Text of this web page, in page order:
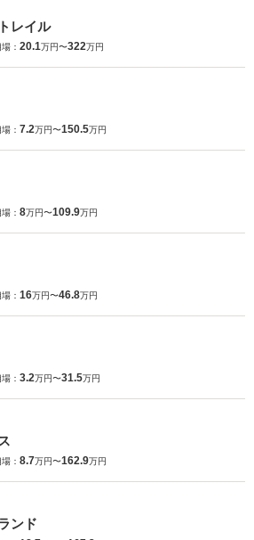
レイル
： 20.1万円〜322万円
： 7.2万円〜150.5万円
： 8万円〜109.9万円
： 16万円〜46.8万円
： 3.2万円〜31.5万円
： 8.7万円〜162.9万円
ンド